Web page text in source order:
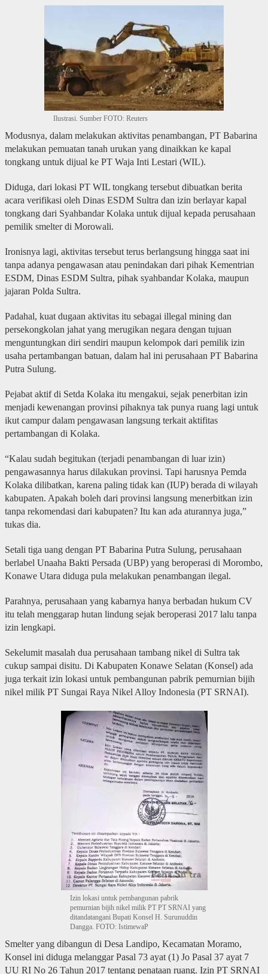
Ilustrasi. Sumber FOTO: Reuters
Modusnya, dalam melakukan aktivitas penambangan, PT Babarina
melakukan pemuatan tanah urukan yang dinaikkan ke kapal
tongkang untuk dijual ke PT Waja Inti Lestari (WIL).
Diduga, dari lokasi PT WIL tongkang tersebut dibuatkan berita
acara verifikasi oleh Dinas ESDM Sultra dan izin berlayar kapal
tongkang dari Syahbandar Kolaka untuk dijual kepada perusahaan
pemilik smelter di Morowali.
Ironisnya lagi, aktivitas tersebut terus berlangsung hingga saat ini
tanpa adanya pengawasan atau penindakan dari pihak Kementrian
ESDM, Dinas ESDM Sultra, pihak syahbandar Kolaka, maupun
jajaran Polda Sultra.
Padahal, kuat dugaan aktivitas itu sebagai illegal mining dan
persekongkolan jahat yang merugikan negara dengan tujuan
menguntungkan diri sendiri maupun kelompok dari pemilik izin
usaha pertambangan batuan, dalam hal ini perusahaan PT Babarina
Putra Sulung.
Pejabat aktif di Setda Kolaka itu mengakui, sejak penerbitan izin
menjadi kewenangan provinsi pihaknya tak punya ruang lagi untuk
ikut campur dalam pengawasan langsung terkait aktifitas
pertambangan di Kolaka.
“Kalau sudah begitukan (terjadi penambangan di luar izin)
pengawasannya harus dilakukan provinsi. Tapi harusnya Pemda
Kolaka dilibatkan, karena paling tidak kan (IUP) berada di wilayah
kabupaten. Apakah boleh dari provinsi langsung menerbitkan izin
tanpa rekomendasi dari kabupaten? Itu kan ada aturannya juga,”
tukas dia.
Setali tiga uang dengan PT Babarina Putra Sulung, perusahaan
berlabel Unaaha Bakti Persada (UBP) yang beroperasi di Morombo,
Konawe Utara diduga pula melakukan penambangan ilegal.
Parahnya, perusahaan yang kabarnya hanya berbadan hukum CV
itu telah menggarap hutan lindung sejak beroperasi 2017 lalu tanpa
izin lengkapi.
Sekelumit masalah dua perusahaan tambang nikel di Sultra tak
cukup sampai disitu. Di Kabupaten Konawe Selatan (Konsel) ada
juga terkait izin lokasi untuk pembangunan pabrik pemurnian bijih
nikel milik PT Sungai Raya Nikel Alloy Indonesia (PT SRNAI).
Izin lokasi untuk pembangunan pabrik
pemurnian bijih nikel milik PT PT SRNAI yang
ditandatangani Bupati Konsel H. Surunuddin
Dangga. FOTO: IstimewaP
Smelter yang dibangun di Desa Landipo, Kecamatan Moramo,
Konsel ini diduga melanggar Pasal 73 ayat (1) Jo Pasal 37 ayat 7
UU RI No 26 Tahun 2017 tentang penataan ruang. Izin PT SRNAI